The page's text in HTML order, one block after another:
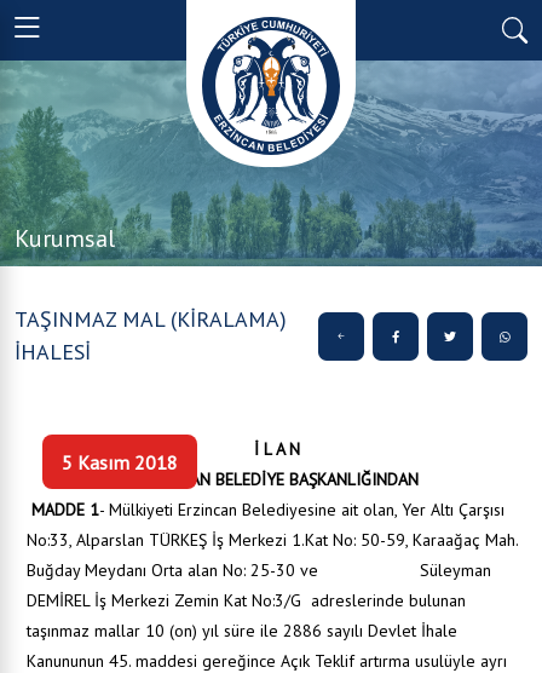
Kurumsal
TAŞINMAZ MAL (KİRALAMA)
İHALESİ
5 Kasım 2018
İ L A N
ERZİNCAN BELEDİYE BAŞKANLIĞINDAN
MADDE 1- Mülkiyeti Erzincan Belediyesine ait olan, Yer Altı Çarşısı
No:33, Alparslan TÜRKEŞ İş Merkezi 1.Kat No: 50-59, Karaağaç Mah.
Buğday Meydanı Orta alan No: 25-30 ve Süleyman
DEMİREL İş Merkezi Zemin Kat No:3/G adreslerinde bulunan
taşınmaz mallar 10 (on) yıl süre ile 2886 sayılı Devlet İhale
Kanununun 45. maddesi gereğince Açık Teklif artırma usulüyle ayrı